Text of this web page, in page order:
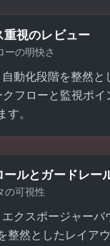
重視のレビュー
ーの明快さ
動化段階を整然と
フローと監視ポイ
す。
ールとガードレー
の可視性
クスポージャーバ
整然としたレイア